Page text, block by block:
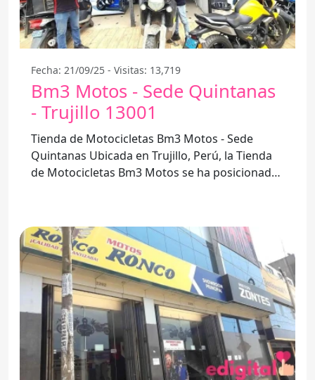
Fecha: 21/09/25 - Visitas: 13,719
Bm3 Motos - Sede Quintanas
- Trujillo 13001
Tienda de Motocicletas Bm3 Motos - Sede
Quintanas Ubicada en Trujillo, Perú, la Tienda
de Motocicletas Bm3 Motos se ha posicionado